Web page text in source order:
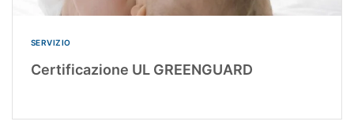
SERVIZIO
Certificazione UL GREENGUARD